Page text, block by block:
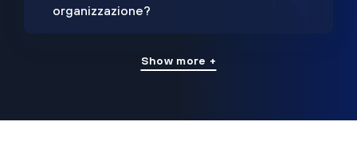
organizzazione?
Show more +